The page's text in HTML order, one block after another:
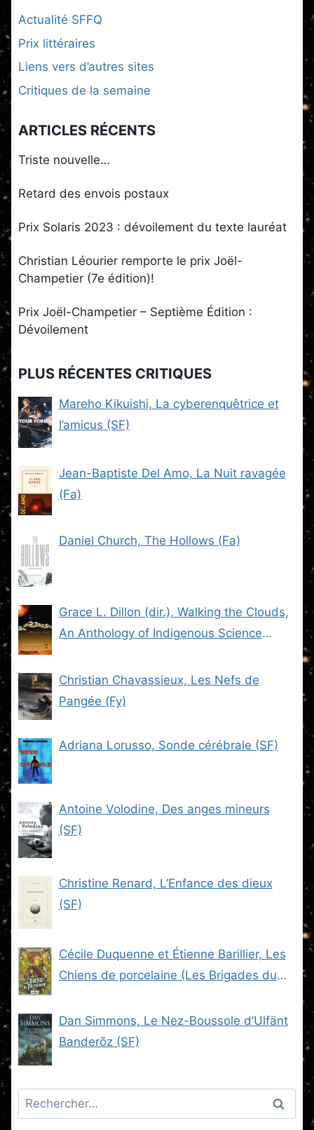
Actualité SFFQ
Prix littéraires
Liens vers d’autres sites
Critiques de la semaine
ARTICLES RÉCENTS
Triste nouvelle…
Retard des envois postaux
Prix Solaris 2023 : dévoilement du texte lauréat
Christian Léourier remporte le prix Joël-
Champetier (7e édition)!
Prix Joël-Champetier – Septième Édition :
Dévoilement
PLUS RÉCENTES CRITIQUES
Mareho Kikuishi, La cyberenquêtrice et
l’amicus (SF)
Jean-Baptiste Del Amo, La Nuit ravagée
(Fa)
Daniel Church, The Hollows (Fa)
Grace L. Dillon (dir.), Walking the Clouds,
An Anthology of Indigenous Science
Christian Chavassieux, Les Nefs de
Pangée (Fy)
Adriana Lorusso, Sonde cérébrale (SF)
Antoine Volodine, Des anges mineurs
(SF)
Christine Renard, L’Enfance des dieux
(SF)
Cécile Duquenne et Étienne Barillier, Les
Chiens de porcelaine (Les Brigades du
Dan Simmons, Le Nez-Boussole d’Ulfänt
Banderõz (SF)
Rechercher :